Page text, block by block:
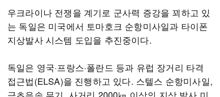
우크라이나 전쟁을 계기로 군사력 증강을 꾀하고 있
는 독일은 미국에서 토마호크 순항미사일과 타이폰
지상발사 시스템 도입을 추진중이다.
독일은 영국·프랑스·폴란드 등과 유럽 장거리 타격
접근법(ELSA)을 진행하고 있다. 스텔스 순항미사일,